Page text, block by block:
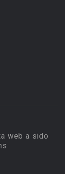
web a sido